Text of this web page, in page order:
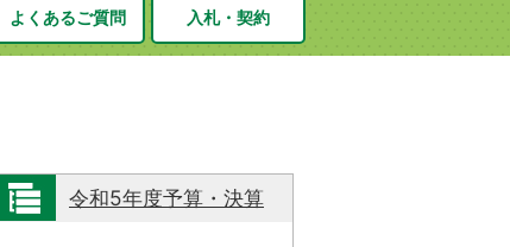
よくあるご質問 入札・契約
令和5年度予算・決算